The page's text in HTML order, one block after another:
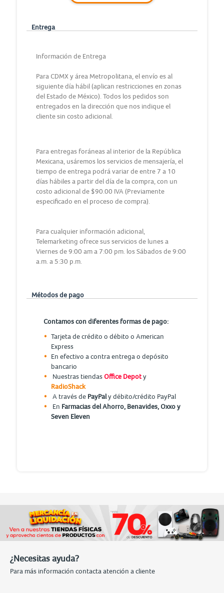
Entrega
Información de Entrega
Para CDMX y área Metropolitana, el envío es al
siguiente día hábil (aplican restricciones en zonas
del Estado de México). Todos los pedidos son
entregados en la dirección que nos indique el
cliente sin costo adicional.
Para entregas foráneas al interior de la República
Mexicana, usáremos los servicios de mensajería, el
tiempo de entrega podrá variar de entre 7 a 10
días hábiles a partir del día de la compra, con un
costo adicional de $90.00 IVA (Previamente
especificado en el proceso de compra).
Para cualquier información adicional,
Telemarketing ofrece sus servicios de lunes a
Viernes de 9:00 am a 7:00 pm. los Sábados de 9:00
a.m. a 5:30 p.m.
Métodos de pago
Contamos con diferentes formas de pago:
Tarjeta de crédito o débito o American
Express
En efectivo a contra entrega o depósito
bancario
Nuestras tiendasOffice Depoty
RadioShack
A través de PayPaly débito/crédito PayPal
En Farmacias del Ahorro, Benavides, Oxxo y
Seven Eleven
¿Necesitas ayuda?
Para más información contacta atención a cliente